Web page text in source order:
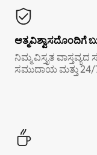
ಆತ್ಮವಿಶ್ವಾಸದೊಂದಿಗೆ
ನಿಮ್ಮ ವಿಸ್ತೃತ
ಸಮುದಾಯ ಮತ್ತು